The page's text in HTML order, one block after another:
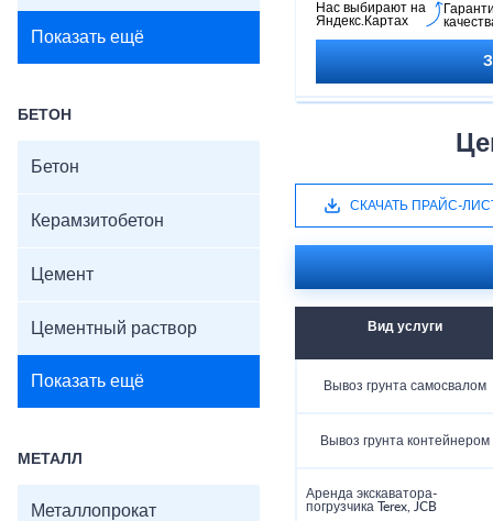
Показать ещё
БЕТОН
Бетон
Керамзитобетон
Цемент
Цементный раствор
Показать ещё
МЕТАЛЛ
Металлопрокат
Нас выбирают на
Яндекс.Картах
СКАЧАТЬ ПРАЙС-
Вид услуги
Вывоз грунта самосвалом
Вывоз грунта контейнером
Аренда экскаватора-
погрузчика Terex, JCB